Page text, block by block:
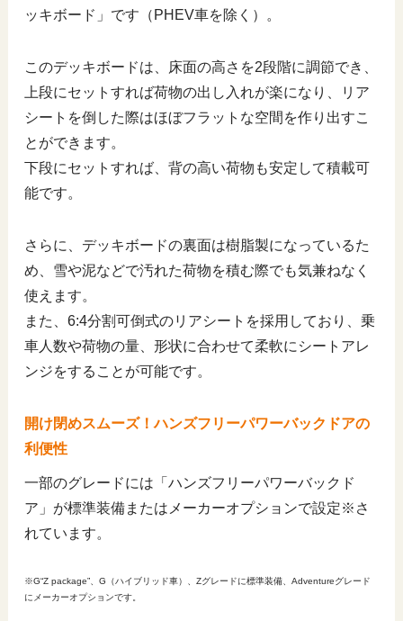
ッキボード」です（PHEV車を除く）。
このデッキボードは、床面の高さを2段階に調節でき、
上段にセットすれば荷物の出し入れが楽になり、リア
シートを倒した際はほぼフラットな空間を作り出すこ
とができます。
下段にセットすれば、背の高い荷物も安定して積載可
能です。
さらに、デッキボードの裏面は樹脂製になっているた
め、雪や泥などで汚れた荷物を積む際でも気兼ねなく
使えます。
また、6:4分割可倒式のリアシートを採用しており、乗
車人数や荷物の量、形状に合わせて柔軟にシートアレ
ンジをすることが可能です。
開け閉めスムーズ！ハンズフリーパワーバックドアの
利便性
一部のグレードには「ハンズフリーパワーバックド
ア」が標準装備またはメーカーオプションで設定※さ
れています。
※G“Z package”、G（ハイブリッド車）、Zグレードに標準装備、Adventureグレード
にメーカーオプションです。